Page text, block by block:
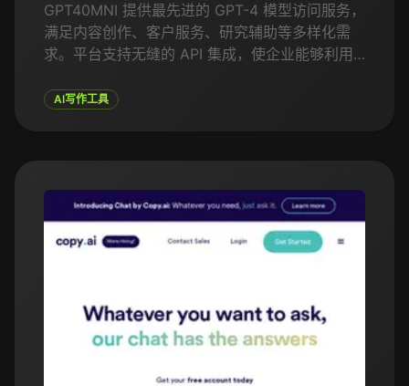
GPT40MNI 提供最先进的 GPT-4 模型访问服务，
满足内容创作、客户服务、研究辅助等多样化需
求。平台支持无缝的 API 集成，使企业能够利用
解能力的应用。灵活的定价和定制化选项适合不同
AI写作工具